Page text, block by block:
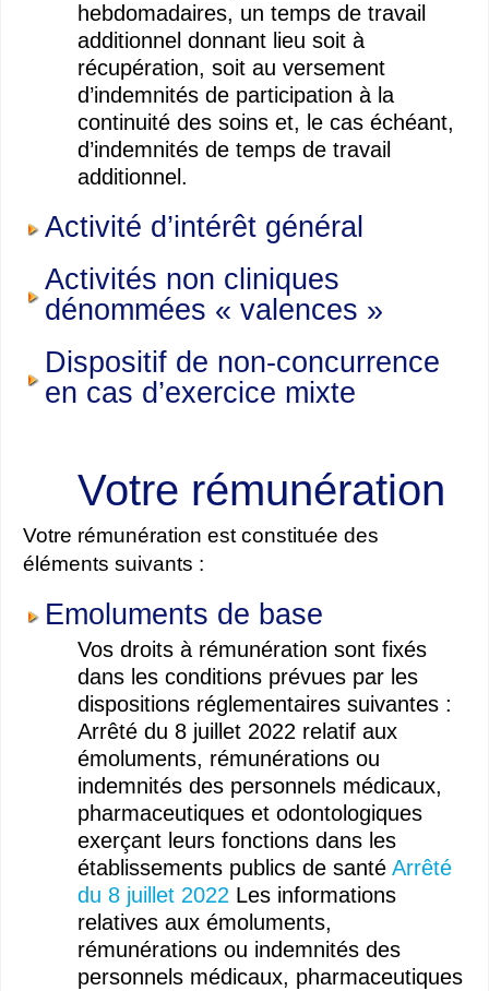
hebdomadaires, un temps de travail
additionnel donnant lieu soit à
récupération, soit au versement
d’indemnités de participation à la
continuité des soins et, le cas échéant,
d’indemnités de temps de travail
additionnel.
Activité d’intérêt général
Activités non cliniques
dénommées « valences »
Dispositif de non-concurrence
en cas d’exercice mixte
Votre rémunération
Votre rémunération est constituée des
éléments suivants :
Emoluments de base
Vos droits à rémunération sont fixés
dans les conditions prévues par les
dispositions réglementaires suivantes :
Arrêté du 8 juillet 2022 relatif aux
émoluments, rémunérations ou
indemnités des personnels médicaux,
pharmaceutiques et odontologiques
exerçant leurs fonctions dans les
établissements publics de santé Arrêté
du 8 juillet 2022 Les informations
relatives aux émoluments,
rémunérations ou indemnités des
personnels médicaux, pharmaceutiques